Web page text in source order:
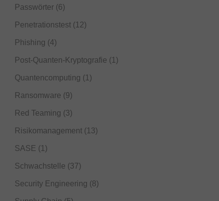
Passwörter (6)
Penetrationstest (12)
Phishing (4)
Post-Quanten-Kryptografie (1)
Quantencomputing (1)
Ransomware (9)
Red Teaming (3)
Risikomanagement (13)
SASE (1)
Schwachstelle (37)
Security Engineering (8)